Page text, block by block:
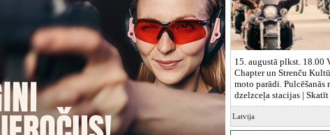
15. augustā plkst. 18.00
Chapter un Strenču
moto parādi. Pulcēšanās
dzelzceļa stacijas |
Latvija